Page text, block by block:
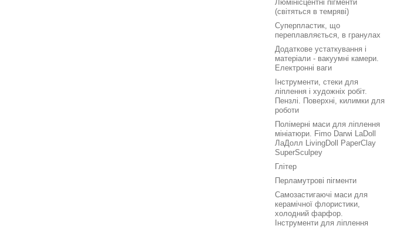
Люмінісцентні пігменти
(світяться в темряві)
Суперпластик, що
переплавляється, в гранулах
Додаткове устаткування і
матеріали - вакуумні камери.
Електронні ваги
Інструменти, стеки для
ліплення і художніх робіт.
Пензлі. Поверхні, килимки для
роботи
Полімерні маси для ліплення
мініатюри. Fimo Darwi LaDoll
ЛаДолл LivingDoll PaperClay
SuperSculpey
Глітер
Перламутрові пігменти
Самозастигаючі маси для
керамічної флористики,
холодний фарфор.
Інструменти для ліплення